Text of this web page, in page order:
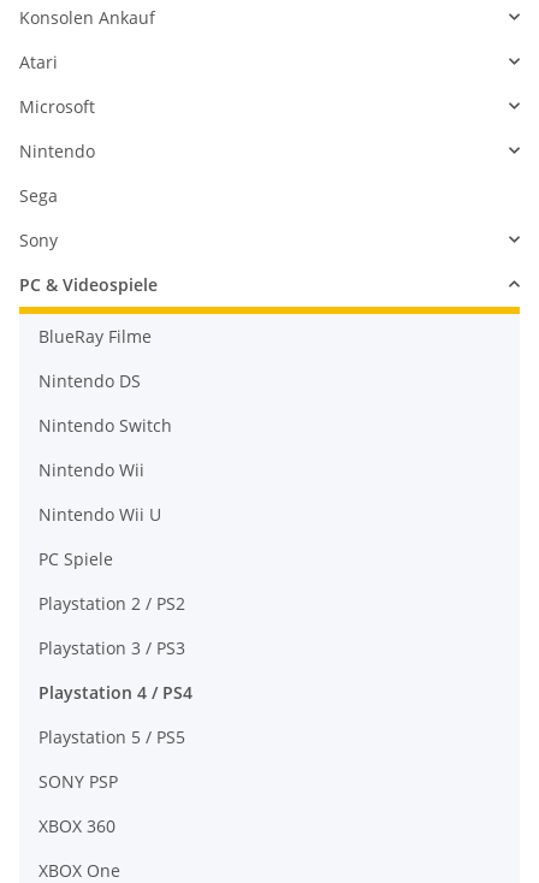
Konsolen Ankauf
Atari
Microsoft
Nintendo
Sega
Sony
PC & Videospiele
BlueRay Filme
Nintendo DS
Nintendo Switch
Nintendo Wii
Nintendo Wii U
PC Spiele
Playstation 2 / PS2
Playstation 3 / PS3
Playstation 4 / PS4
Playstation 5 / PS5
SONY PSP
XBOX 360
XBOX One